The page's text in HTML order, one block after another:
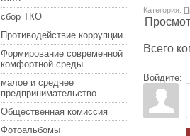
сбор ТКО
Противодействие коррупции
Формирование современной
комфортной среды
малое и среднее
предпринимательство
Общественная комиссия
Фотоальбомы
Категория:
Всего
Войдите: